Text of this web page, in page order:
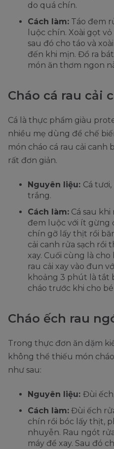
do quá chín.
Cách làm: Táo đem
luộc chín. Xoài gọt
sau đó cho táo và
đến khi mịn. Đổ ra
món ăn thơm ngon
Cháo cá rau cải
Cá là thực phẩm giàu
nhiều mẹ dùng để chế
món cháo cá rau cải canh
rất đơn giản.
Nguyên liệu: Cá
trắng.
Cách làm: Cá sau khi
đem luộc với ít gừng
chín gỡ lấy thịt rồi
cải canh rửa sạch rồi
xay. Cuối cùng là
rau cải xay vào đun
khoảng 3 phút là tắt
cháo trước khi cho
Cháo ếch rau
Trong thực đơn ăn dặm
không thể thiếu món
như sau:
Nguyên liệu: Đùi
Cách làm: Đùi ếch
chín rồi bóc lấy thịt,
nhuyễn. Rau ngót
máy để xay. Sau đó